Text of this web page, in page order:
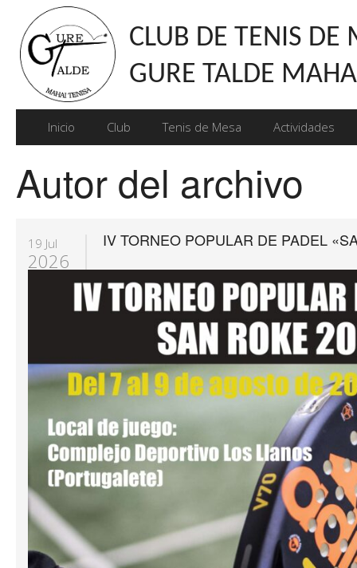
CLUB DE TENIS DE
GURE TALDE
Inicio Club Tenis de Mesa Actividades
Autor del archivo
19 Jul
2026
IV TORNEO POPULAR DE PADEL